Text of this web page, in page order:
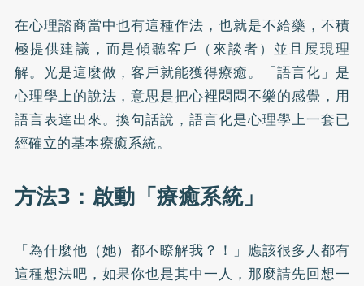
在心理諮商當中也有這種作法，也就是不給藥，不積
極提供建議，而是傾聽客戶（來談者）並且展現理
解。光是這麼做，客戶就能獲得療癒。「語言化」是
心理學上的說法，意思是把心裡悶悶不樂的感覺，用
語言表達出來。換句話說，語言化是心理學上一套已
經確立的基本療癒系統。
方法3：啟動「療癒系統」
「為什麼他（她）都不瞭解我？！」應該很多人都有
這種想法吧，如果你也是其中一人，那麼請先回想一